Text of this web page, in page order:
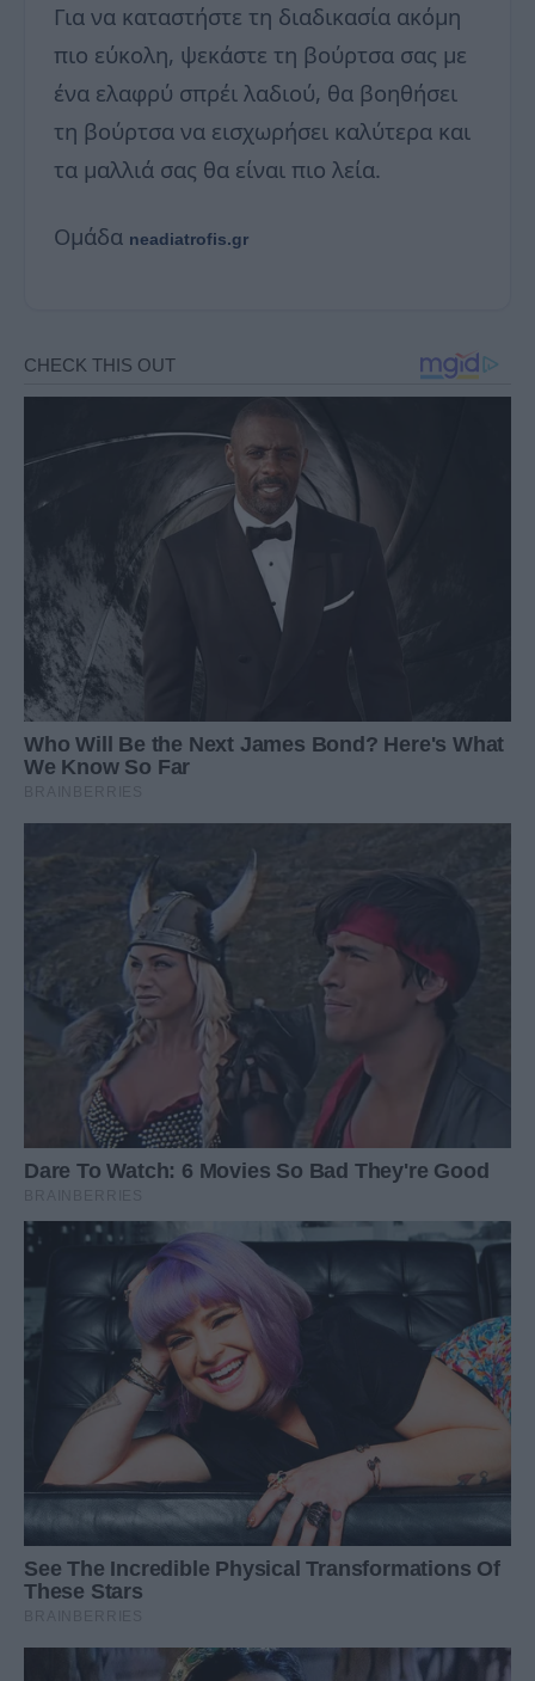
Για να καταστήστε τη διαδικασία ακόμη
πιο εύκολη, ψεκάστε τη βούρτσα σας με
ένα ελαφρύ σπρέι λαδιού, θα βοηθήσει
τη βούρτσα να εισχωρήσει καλύτερα και
τα μαλλιά σας θα είναι πιο λεία.
Ομάδα neadiatrofis.gr